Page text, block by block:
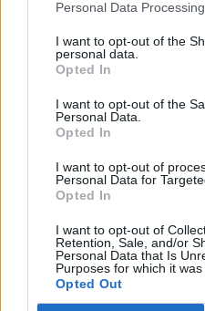
Personal Data
I want to opt-out of the
personal data.
Opted In
I want to opt-out of the
Personal Data.
Opted In
I want to opt-out of
Personal Data for
Opted In
I want to opt-out of
Retention, Sale, and/or
Personal Data that Is
Purposes for which it was
Opted Out
DATES ET
De
Participants -
Livret Enfant
Participants +
DURÉE
SITE
Mots-clés : Écusson
escape game montpellier,